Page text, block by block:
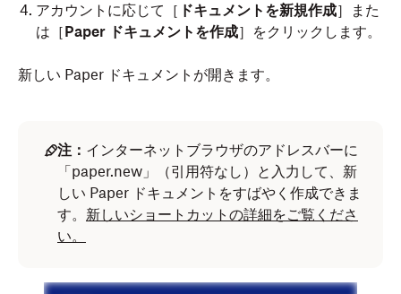
アカウントに応じて［ ドキュメントを新規作成］また
は［Paper ドキュメントを作成］をクリックします。
新しい Paper ドキュメントが開きます。
注： インターネットブラウザのアドレスバーに
「paper.new」（引用符なし）と入力して、新
しい Paper ドキュメントをすばやく作成できま
す。 新しいショートカットの詳細をご覧くださ
い。